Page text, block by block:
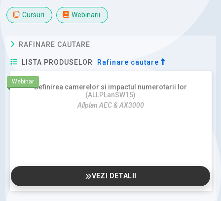
Cursuri Webinarii
RAFINARE CAUTARE
LISTA PRODUSELOR Rafinare cautare
Webinar
Definirea camerelor si impactul numerotarii lor
(ALLPLanSW15)
Allplan AEC & AX3000
VEZI DETALII